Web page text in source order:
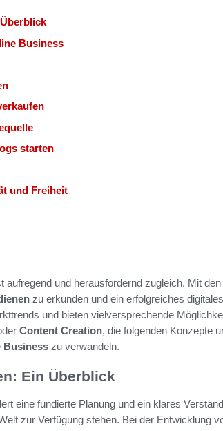
Business
starten
und Freiheit
aufregend und herausfordernd zugleich. Mit den
zu erkunden und ein erfolgreiches
und bieten vielversprechende
Content Creation, die folgenden Konzepte
Business zu verwandeln.
Ein Überblick
eine fundierte Planung und ein klares
zur Verfügung stehen. Bei der Entwicklung